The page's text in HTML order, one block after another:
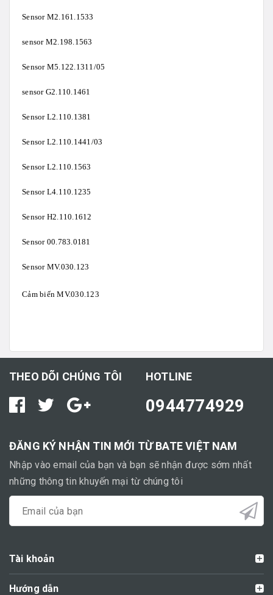
Sensor M2.161.1533
sensor M2.198.1563
Sensor M5.122.1311/05
sensor G2.110.1461
Sensor L2.110.1381
Sensor L2.110.1441/03
Sensor L2.110.1563
Sensor L4.110.1235
Sensor H2.110.1612
Sensor 00.783.0181
Sensor MV.030.123
Cảm biến MV.030.123
THEO DÕI CHÚNG TÔI HOTLINE
0944774929
ĐĂNG KÝ NHẬN TIN MỚI TỪ BATE VIỆT NAM
Nhập vào email của bạn và bạn sẽ nhận được sớm nhất
những thông tin khuyến mại từ chúng tôi
Tài khoản
Hướng dẫn